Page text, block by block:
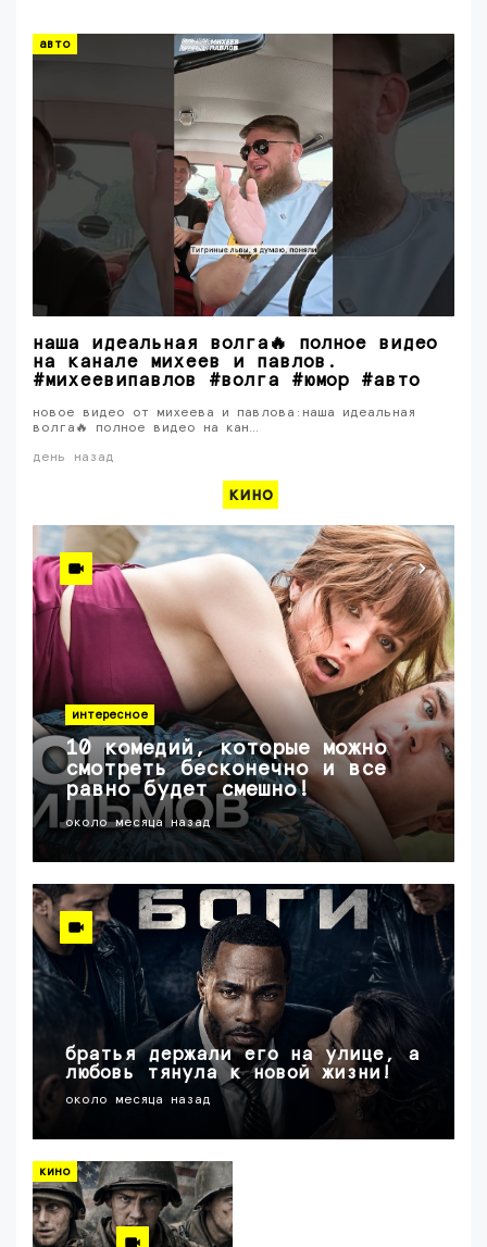
авто
наша идеальная волга🔥 полное видео
на канале михеев и павлов.
#михеевипавлов #волга #юмор #авто
новое видео от михеева и павлова:наша идеальная
волга🔥 полное видео на кан…
день назад
кино
интересное
10 комедий, которые можно
смотреть бесконечно и все
равно будет смешно!
около месяца назад
братья держали его на улице, а
любовь тянула к новой жизни!
около месяца назад
кино